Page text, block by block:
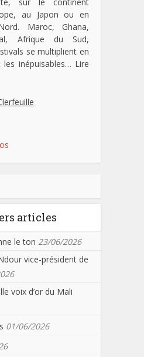
au Japon ou en
Maroc, Ghana,
Afrique du Sud,
se multiplient en
les inépuisables… Lire
articles
le ton 23/06/2026
vice-président de
voix d’or du Mali
01/06/2026